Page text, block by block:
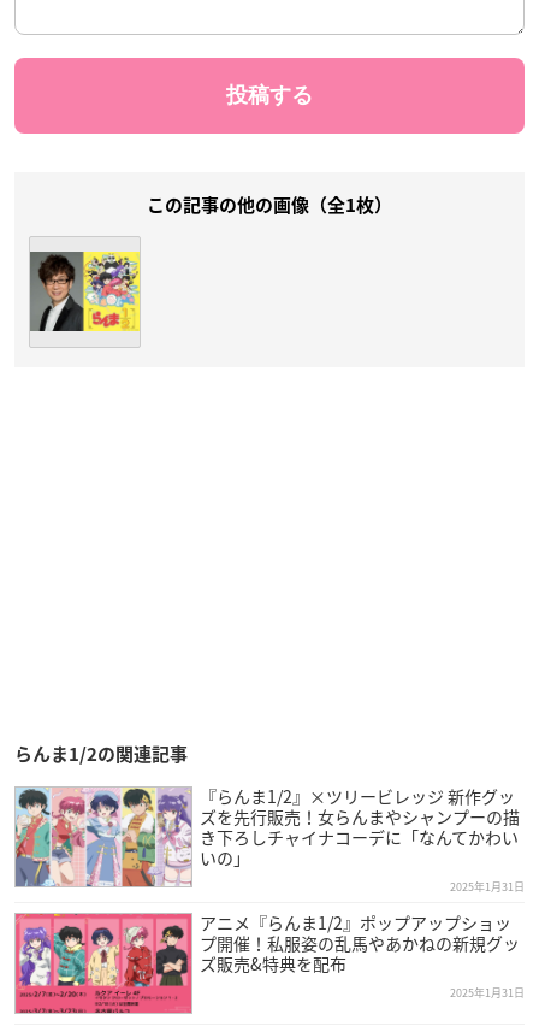
この記事の他の画像（全1枚）
らんま1/2の関連記事
『らんま1/2』×ツリービレッジ 新作グッ
ズを先行販売！女らんまやシャンプーの描
き下ろしチャイナコーデに「なんてかわい
いの」
2025年1月31日
アニメ『らんま1/2』ポップアップショッ
プ開催！私服姿の乱馬やあかねの新規グッ
ズ販売&特典を配布
2025年1月31日